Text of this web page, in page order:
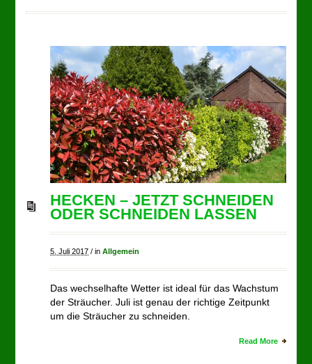
HECKEN – JETZT SCHNEIDEN
ODER SCHNEIDEN LASSEN
5. Juli 2017 /inAllgemein
Das wechselhafte Wetter ist ideal für das Wachstum
der Sträucher. Juli ist genau der richtige Zeitpunkt
um die Sträucher zu schneiden.
Read More